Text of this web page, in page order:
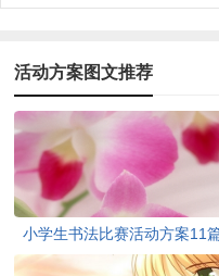
活动方案图文推荐
小学生书法比赛活动方案11